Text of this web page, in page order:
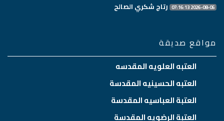
2026-08-06 07:16:13 رتاج شكري الصالح
مواقع صديقة
العتبه العلويه المقدسه
العتبه الحسينيه المقدسة
العتبة العباسيه المقدسة
العتبة الرضويه المقدسة